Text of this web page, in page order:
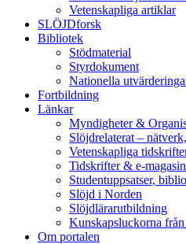
Vetenskapliga artiklar
SLÖJDforsk
Bibliotek
Stödmaterial
Styrdokument
Nationella
Fortbildning
Länkar
Myndigheter &
Slöjdrelaterat –
Vetenskapliga
Tidskrifter & e-
Studentuppsatser,
Slöjd i Norden
Slöjdlärarutbildning
Kunskapsluckorna
Om portalen